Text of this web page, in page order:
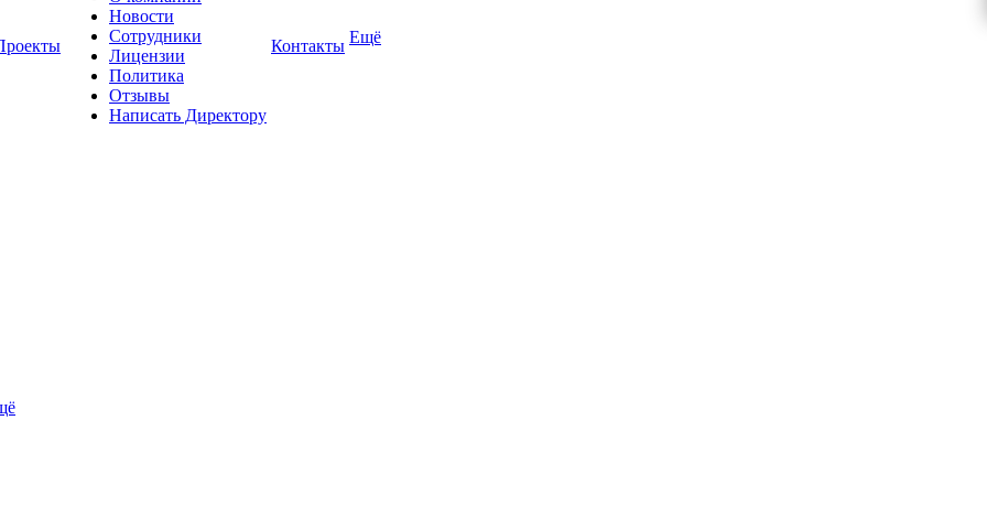
Новости
Сотрудники
Лицензии
Политика
Отзывы
Написать Директору
Контакты Ещё